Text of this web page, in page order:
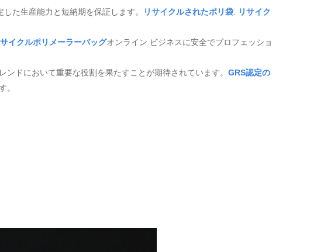
た生産能力と短納期を保証します。 リサイクルされたポリ袋
リサイク
サイクルポリメーラーバッグオンライン ビジネスに安全でプロフェッショ
ドにおいて重要な役割を果たすことが期待されています。 GRS認定の
。